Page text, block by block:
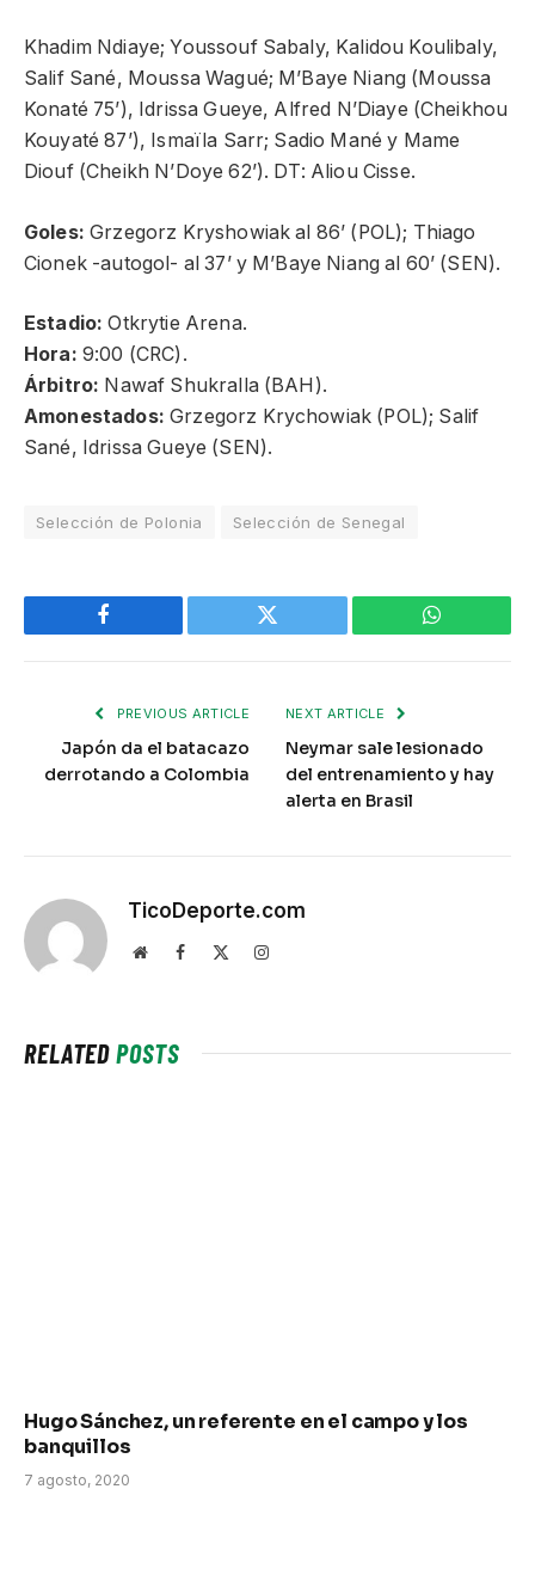
Khadim Ndiaye; Youssouf Sabaly, Kalidou Koulibaly,
Salif Sané, Moussa Wagué; M’Baye Niang (Moussa
Konaté 75’), Idrissa Gueye, Alfred N’Diaye (Cheikhou
Kouyaté 87’), Ismaïla Sarr; Sadio Mané y Mame
Diouf (Cheikh N’Doye 62’). DT: Aliou Cisse.
Goles: Grzegorz Kryshowiak al 86’ (POL); Thiago
Cionek -autogol- al 37’ y M’Baye Niang al 60’ (SEN).
Estadio: Otkrytie Arena.
Hora: 9:00 (CRC).
Árbitro: Nawaf Shukralla (BAH).
Amonestados: Grzegorz Krychowiak (POL); Salif
Sané, Idrissa Gueye (SEN).
Selección de Polonia Selección de Senegal
Facebook Twitter WhatsApp
PREVIOUS ARTICLE
Japón da el batacazo
derrotando a Colombia
NEXT ARTICLE
Neymar sale lesionado
del entrenamiento y hay
alerta en Brasil
TicoDeporte.com
WebsiteFacebook Instagram
RELATEDPOSTS
Hugo Sánchez, un referente en el campo y los
banquillos
7 agosto, 2020